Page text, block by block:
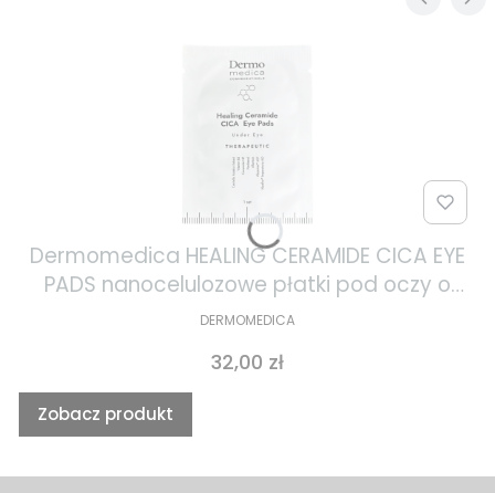
Dermomedica HEALING CERAMIDE CICA EYE
PADS nanocelulozowe płatki pod oczy o
działaniu gojącym i przeciwstarzeniowym
DERMOMEDICA
Cena
32,00 zł
Zobacz produkt